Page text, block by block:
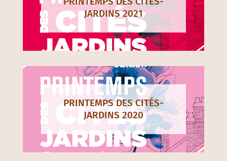
JARDINS 2021
PRINTEMPS DES CITÉS-
JARDINS 2020